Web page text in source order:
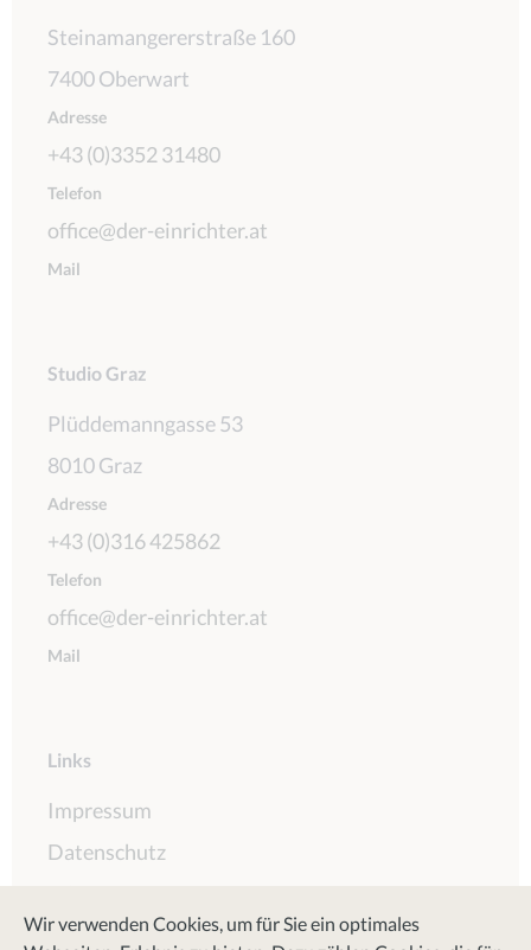
Wir verwenden Cookies, um für Sie ein optimales
Steinamangererstraße 160
7400 Oberwart
Adresse
+43 (0)3352 31480
Telefon
office@der-einrichter.at
Mail
Studio Graz
Plüddemanngasse 53
8010 Graz
Adresse
+43 (0)316 425862
Telefon
office@der-einrichter.at
Mail
Links
Impressum
Datenschutz